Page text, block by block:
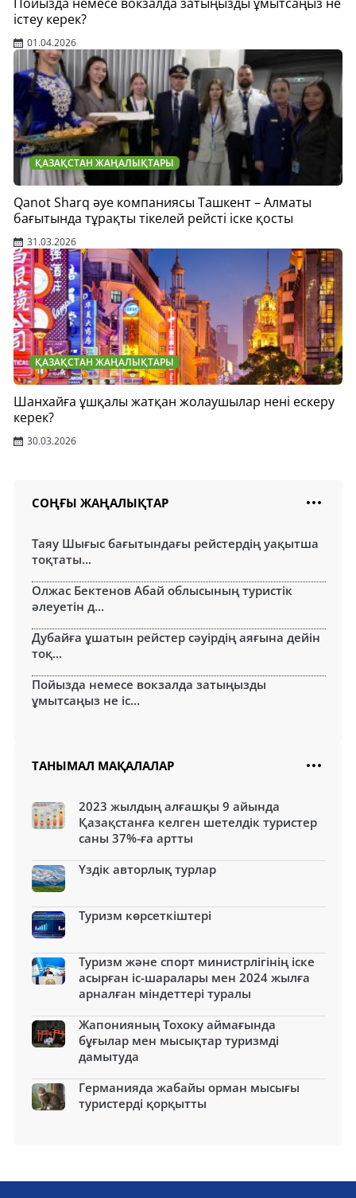
істеу керек?
01.04.2026
ҚАЗАҚСТАН ЖАҢАЛЫҚТАРЫ
Qanot Sharq әуе компаниясы Ташкент – Алматы
бағытында тұрақты тікелей рейсті іске қосты
31.03.2026
ҚАЗАҚСТАН ЖАҢАЛЫҚТАРЫ
Шанхайға ұшқалы жатқан жолаушылар нені ескеру
керек?
30.03.2026
СОҢҒЫ ЖАҢАЛЫҚТАР
Таяу Шығыс бағытындағы рейстердің уақытша
тоқтаты...
Олжас Бектенов Абай облысының туристік
әлеуетін д...
Дубайға ұшатын рейстер сәуірдің аяғына дейін
тоқ...
Пойызда немесе вокзалда затыңызды
ұмытсаңыз не іс...
ТАНЫМАЛ МАҚАЛАЛАР
2023 жылдың алғашқы 9 айында
Қазақстанға келген шетелдік туристер
саны 37%-ға артты
Үздік авторлық турлар
Туризм көрсеткіштері
Туризм және спорт министрлігінің іске
асырған іс-шаралары мен 2024 жылға
арналған міндеттері туралы
Жапонияның Тохоку аймағында
бұғылар мен мысықтар туризмді
дамытуда
Германияда жабайы орман мысығы
туристерді қорқытты